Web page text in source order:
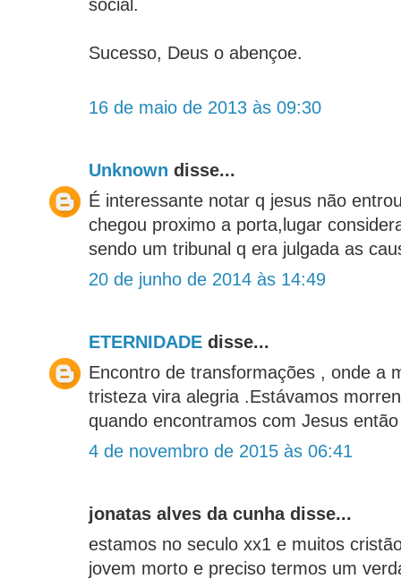
social.
Sucesso, Deus o abençoe.
16 de maio de 2013 às 09:30
Unknown disse...
É interessante notar q jesus não
chegou proximo a porta,lugar
sendo um tribunal q era julgada as
20 de junho de 2014 às 14:49
ETERNIDADE disse...
Encontro de transformações , onde a
tristeza vira alegria .Estávamos
quando encontramos com Jesus
4 de novembro de 2015 às 06:41
jonatas alves da cunha disse...
estamos no seculo xx1 e muitos
jovem morto e preciso termos um